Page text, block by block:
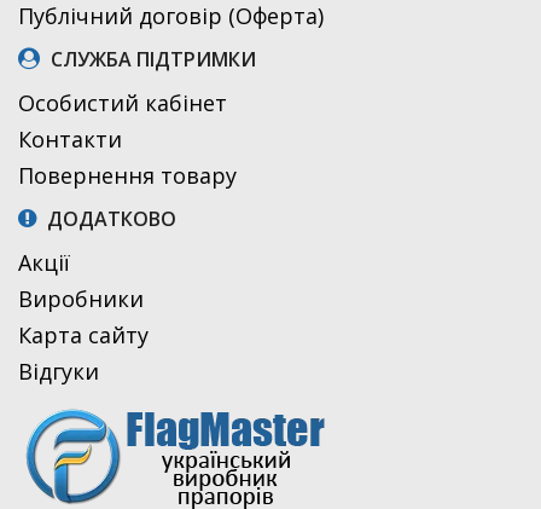
Публічний договір (Оферта)
СЛУЖБА ПІДТРИМКИ
Особистий кабінет
Контакти
Повернення товару
ДОДАТКОВО
Акції
Виробники
Карта сайту
Відгуки